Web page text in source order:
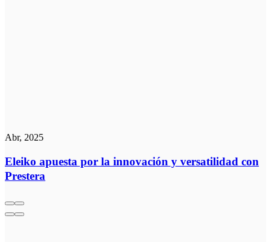
Abr, 2025
Eleiko apuesta por la innovación y versatilidad con
Prestera